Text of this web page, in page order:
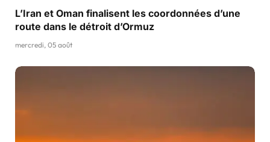
L’Iran et Oman finalisent les coordonnées d’une
route dans le détroit d’Ormuz
mercredi, 05 août